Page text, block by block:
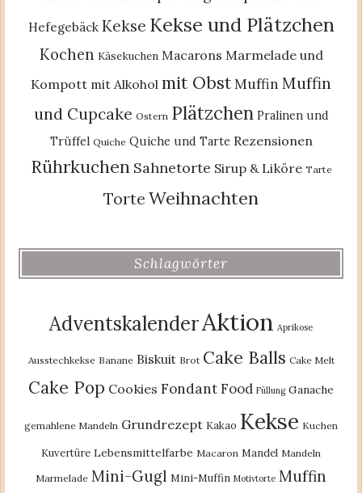
Hefegebäck Kekse Kekse und Plätzchen
Kochen Käsekuchen Macarons Marmelade und
Kompott mit Alkohol mit ObstMuffin Muffin
und Cupcake Ostern Plätzchen Pralinen und
Trüffel Quiche Quiche und Tarte Rezensionen
Rührkuchen Sahnetorte Sirup & Liköre Tarte
Torte Weihnachten
Schlagwörter
AdventskalenderAktion Aprikose
Ausstechkekse Banane Biskuit Brot Cake Balls Cake Melt
Cake Pop Cookies Fondant Food Füllung Ganache
gemahlene Mandeln Grundrezept Kakao Kekse Kuchen
Kuvertüre Lebensmittelfarbe Macaron Mandel Mandeln
Marmelade Mini-Gugl Mini-Muffin Motivtorte Muffin